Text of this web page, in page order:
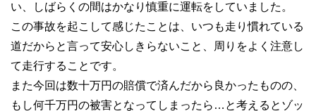
い、しばらくの間はかなり慎重に運転をしていました。
この事故を起こして感じたことは、いつも走り慣れている
道だからと言って安心しきらないこと、周りをよく注意し
て走行することです。
また今回は数十万円の賠償で済んだから良かったものの、
もし何千万円の被害となってしまったら…と考えるとゾッ